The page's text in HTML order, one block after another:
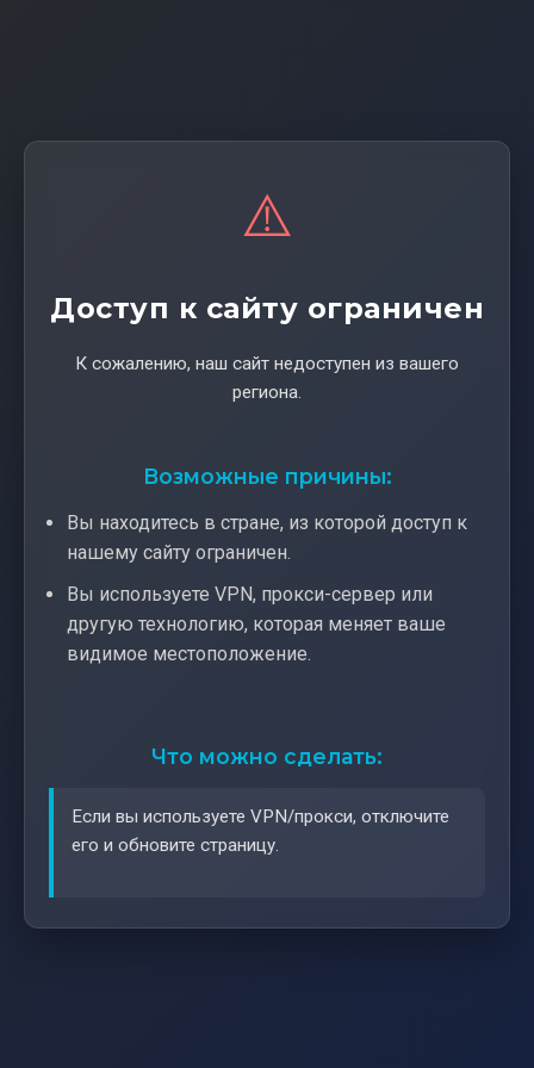
⚠️
Доступ к сайту ограничен
К сожалению, наш сайт недоступен из вашего
региона.
Возможные причины:
Вы находитесь в стране, из которой доступ к
нашему сайту ограничен.
Вы используете VPN, прокси-сервер или
другую технологию, которая меняет ваше
видимое местоположение.
Что можно сделать:
Если вы используете VPN/прокси, отключите
его и обновите страницу.